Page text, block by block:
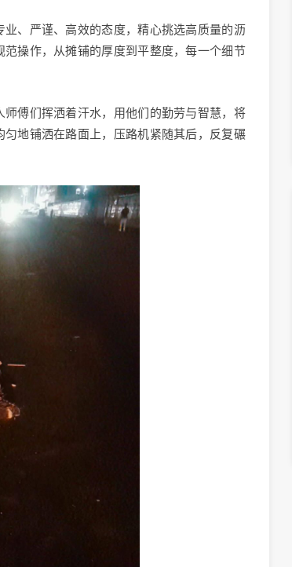
、严谨、高效的态度，精心挑选高质量的沥
操作，从摊铺的厚度到平整度，每一个细节
傅们挥洒着汗水，用他们的勤劳与智慧，将
地铺洒在路面上，压路机紧随其后，反复碾